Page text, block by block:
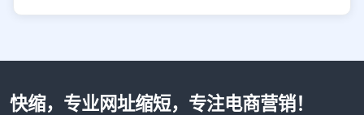
快缩，专业网址缩短，专注电商营销！